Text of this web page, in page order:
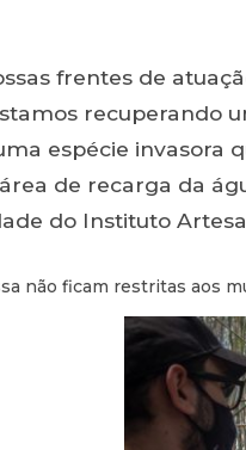
frentes de
recuperando
espécie invasora
de recarga da
do Instituto
não ficam restritas aos